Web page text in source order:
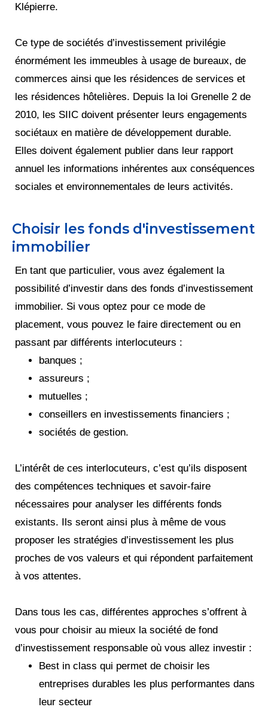
Klépierre.
Ce type de sociétés d’investissement privilégie
énormément les immeubles à usage de bureaux, de
commerces ainsi que les résidences de services et
les résidences hôtelières. Depuis la loi Grenelle 2 de
2010, les SIIC doivent présenter leurs engagements
sociétaux en matière de développement durable.
Elles doivent également publier dans leur rapport
annuel les informations inhérentes aux conséquences
sociales et environnementales de leurs activités.
Choisir les fonds d'investissement
immobilier
En tant que particulier, vous avez également la
possibilité d’investir dans des fonds d’investissement
immobilier. Si vous optez pour ce mode de
placement, vous pouvez le faire directement ou en
passant par différents interlocuteurs :
banques ;
assureurs ;
mutuelles ;
conseillers en investissements financiers ;
sociétés de gestion.
L’intérêt de ces interlocuteurs, c’est qu’ils disposent
des compétences techniques et savoir-faire
nécessaires pour analyser les différents fonds
existants. Ils seront ainsi plus à même de vous
proposer les stratégies d’investissement les plus
proches de vos valeurs et qui répondent parfaitement
à vos attentes.
Dans tous les cas, différentes approches s’offrent à
vous pour choisir au mieux la société de fond
d’investissement responsable où vous allez investir :
Best in class qui permet de choisir les
entreprises durables les plus performantes dans
leur secteur